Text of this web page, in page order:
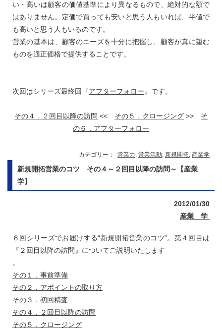
い・高いは顧客の価値基準により異なるもので、絶対的な額で
はありません。定価で買っても安いと思う人もいれば、半値で
も高いと思う人もいるのです。
営業の基本は、顧客のニーズを十分に把握し、顧客が真に望む
ものを適正価格で提供することです。
次回はシリーズ最終回『アフターフォロー』です。
その４．２回目以降の訪問 << その５．クロージング >> そ
の６．アフターフォロー
カテゴリー： 営業力, 営業活動, 新規開拓, 産業学
新規開拓営業のコツ その４～２回目以降の訪問～【産業
学】
2012/01/30
産業 学
６回シリーズでお届けする“新規開拓営業のコツ”。第４回目は
『２回目以降の訪問』についてご説明いたします
。
その１．事前準備
その２．アポイントの取り方
その３．初回精査
その４．２回目以降の訪問
その５．クロージング